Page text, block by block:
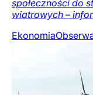
społeczności do
wiatrowych –
Ekonomia